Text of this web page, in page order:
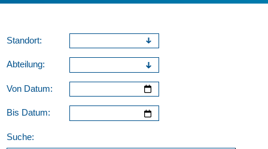
Standort:
Abteilung:
Von Datum:
Bis Datum:
Suche: